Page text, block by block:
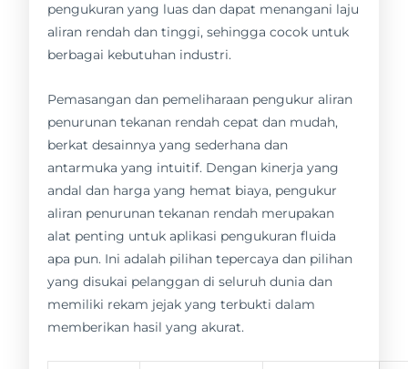
pengukuran yang luas dan dapat menangani laju
aliran rendah dan tinggi, sehingga cocok untuk
berbagai kebutuhan industri.
Pemasangan dan pemeliharaan pengukur aliran
penurunan tekanan rendah cepat dan mudah,
berkat desainnya yang sederhana dan
antarmuka yang intuitif. Dengan kinerja yang
andal dan harga yang hemat biaya, pengukur
aliran penurunan tekanan rendah merupakan
alat penting untuk aplikasi pengukuran fluida
apa pun. Ini adalah pilihan tepercaya dan pilihan
yang disukai pelanggan di seluruh dunia dan
memiliki rekam jejak yang terbukti dalam
memberikan hasil yang akurat.